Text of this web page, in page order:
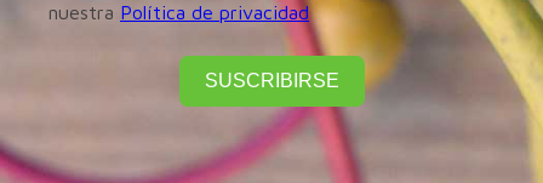
nuestra Política de privacidad
SUSCRIBIRSE